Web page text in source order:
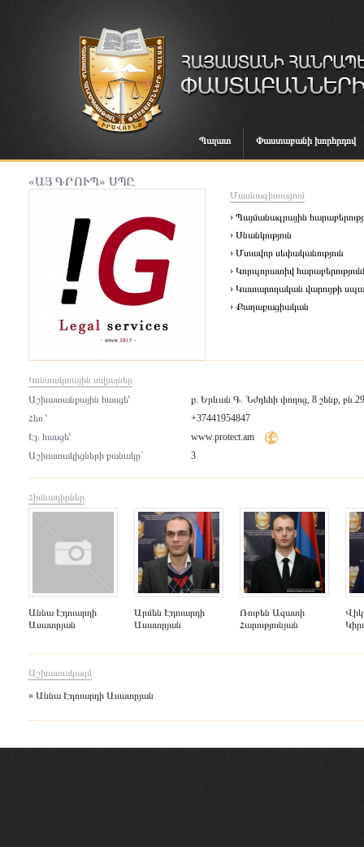
Պալատ Փաստաբանի խորհրդով
«ԱՅ ԳՐՈՒՊ» ՍՊԸ
Մասնագիտացում
› Պայմանագրային
› Սնանկություն
› Մտավոր սեփականություն
› Կորպորատիվ
› Կատարողական վարույթի
› Քաղաքացիական
Կոնտակտային տվյալներ
Աշխատանքային հասցե՝
ք. Երևան Գ. Նժդեհի փողոց, 8 շենք, բն.29
Հեռ.՝
+37441954847
Էլ. հասցե՝
www.protect.am
Աշխատակիցների քանակը`
3
Հիմնադիրներ
Աննա Էդուարդի
Ասատրյան
Արմեն Էդուարդի
Ասատրյան
Ռուբեն Ազատի
Հարությունյան
Աշխատակազմ
» Աննա Էդուարդի Ասատրյան